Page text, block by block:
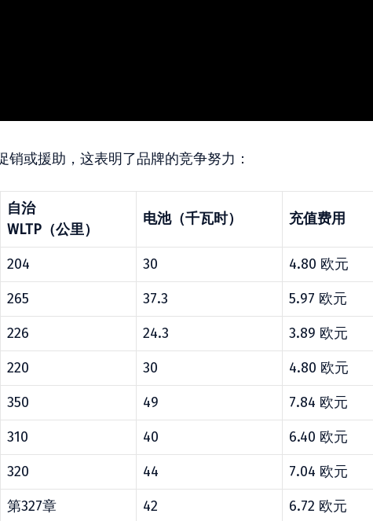
或援助，这表明了品牌的竞争努力：
自治
WLTP（公里）
电池（千瓦时） 充值费用
204 30
4.80 欧元
265 37.3
5.97 欧元
226 24.3
3.89 欧元
220 30
4.80 欧元
350 49
7.84 欧元
310 40
6.40 欧元
320 44
7.04 欧元
第327章 42
6.72 欧元